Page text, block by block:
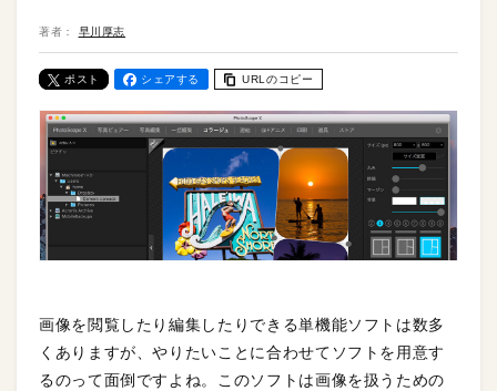
著者： 早川厚志
ポスト シェアする URLのコピー
画像を閲覧したり編集したりできる単機能ソフトは数多
くありますが、やりたいことに合わせてソフトを用意す
るのって面倒ですよね。このソフトは画像を扱うための